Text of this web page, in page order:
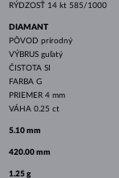
RÝDZOSŤ 14 kt 585/1000
DIAMANT
PÔVOD prírodný
VÝBRUS guľatý
ČISTOTA SI
FARBA G
PRIEMER 4 mm
VÁHA 0.25 ct
5.10 mm
420.00 mm
1.25 g